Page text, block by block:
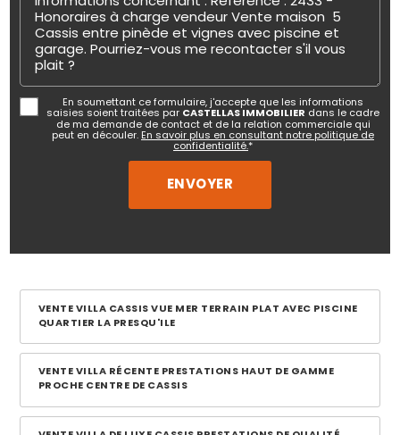
En soumettant ce formulaire, j'accepte que les informations
saisies soient traitées par CASTELLAS IMMOBILIER dans le cadre
de ma demande de contact et de la relation commerciale qui
peut en découler.En savoir plus en consultant notre politique de
confidentialité.*
VENTE VILLA CASSIS VUE MER TERRAIN PLAT AVEC PISCINE
QUARTIER LA PRESQU'ILE
VENTE VILLA RÉCENTE PRESTATIONS HAUT DE GAMME
PROCHE CENTRE DE CASSIS